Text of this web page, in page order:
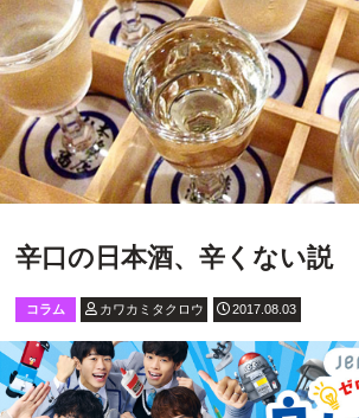
辛口の日本酒、辛くない説
コラム カワカミタクロウ 2017.08.03